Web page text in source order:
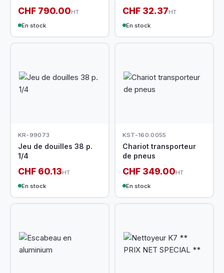
CHF 790.00HT
En stock
CHF 32.37HT
En stock
KR-99073
Jeu de douilles 38 p.
1/4
CHF 60.13HT
En stock
KST-160.0055
Chariot transporteur
de pneus
CHF 349.00HT
En stock